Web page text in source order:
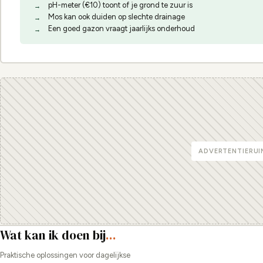
pH-meter (€10) toont of je grond te zuur is
Mos kan ook duiden op slechte drainage
Een goed gazon vraagt jaarlijks onderhoud
Wat kan ik doen bij...
Praktische oplossingen voor dagelijkse